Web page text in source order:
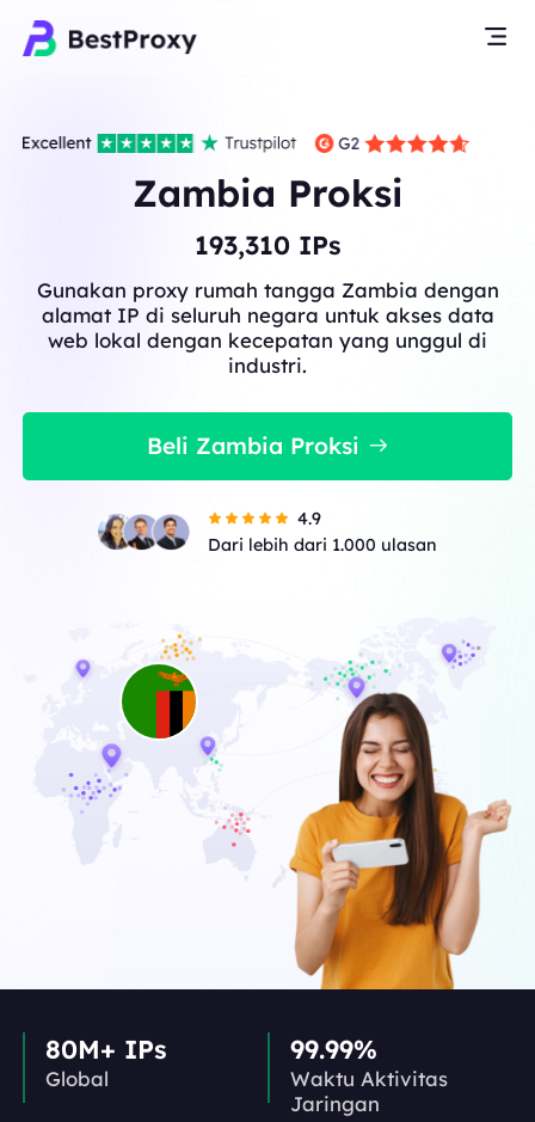
Zambia Proksi
193,310IPs
Gunakan proxy rumah tangga Zambia dengan
alamat IP di seluruh negara untuk akses data
web lokal dengan kecepatan yang unggul di
industri.
Beli Zambia Proksi
4.9
Dari lebih dari 1.000 ulasan
80M+ IPs
Global
99.99%
Waktu Aktivitas
Jaringan